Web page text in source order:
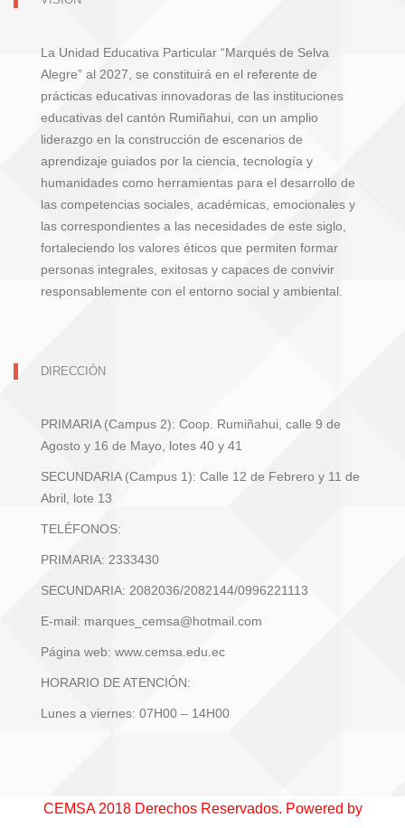
La Unidad Educativa Particular “Marqués de Selva
Alegre” al 2027, se constituirá en el referente de
prácticas educativas innovadoras de las instituciones
educativas del cantón Rumiñahui, con un amplio
liderazgo en la construcción de escenarios de
aprendizaje guiados por la ciencia, tecnología y
humanidades como herramientas para el desarrollo de
las competencias sociales, académicas, emocionales y
las correspondientes a las necesidades de este siglo,
fortaleciendo los valores éticos que permiten formar
personas integrales, exitosas y capaces de convivir
responsablemente con el entorno social y ambiental.
DIRECCIÓN
PRIMARIA (Campus 2): Coop. Rumiñahui, calle 9 de
Agosto y 16 de Mayo, lotes 40 y 41
SECUNDARIA (Campus 1): Calle 12 de Febrero y 11 de
Abril, lote 13
TELÉFONOS:
PRIMARIA: 2333430
SECUNDARIA: 2082036/2082144/0996221113
E-mail: marques_cemsa@hotmail.com
Página web: www.cemsa.edu.ec
HORARIO DE ATENCIÓN:
Lunes a viernes: 07H00 – 14H00
CEMSA 2018 Derechos Reservados. Powered by